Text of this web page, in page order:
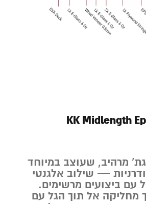
KK Midlength
מרהיב, שעוצב במיוחד
— שילוב אלגנטי
עם ביצועים מרשימים.
מחליקה אל תוך הגל עם